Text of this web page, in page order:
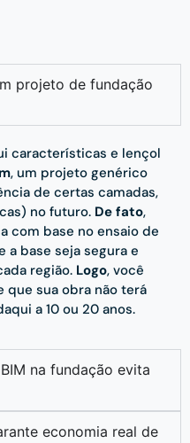
projeto de fundação
características e lençol
, um projeto genérico
de certas camadas,
no futuro. De fato,
com base no ensaio de
a base seja segura e
região. Logo, você
sua obra não terá
a 10 ou 20 anos.
na fundação evita
economia real de